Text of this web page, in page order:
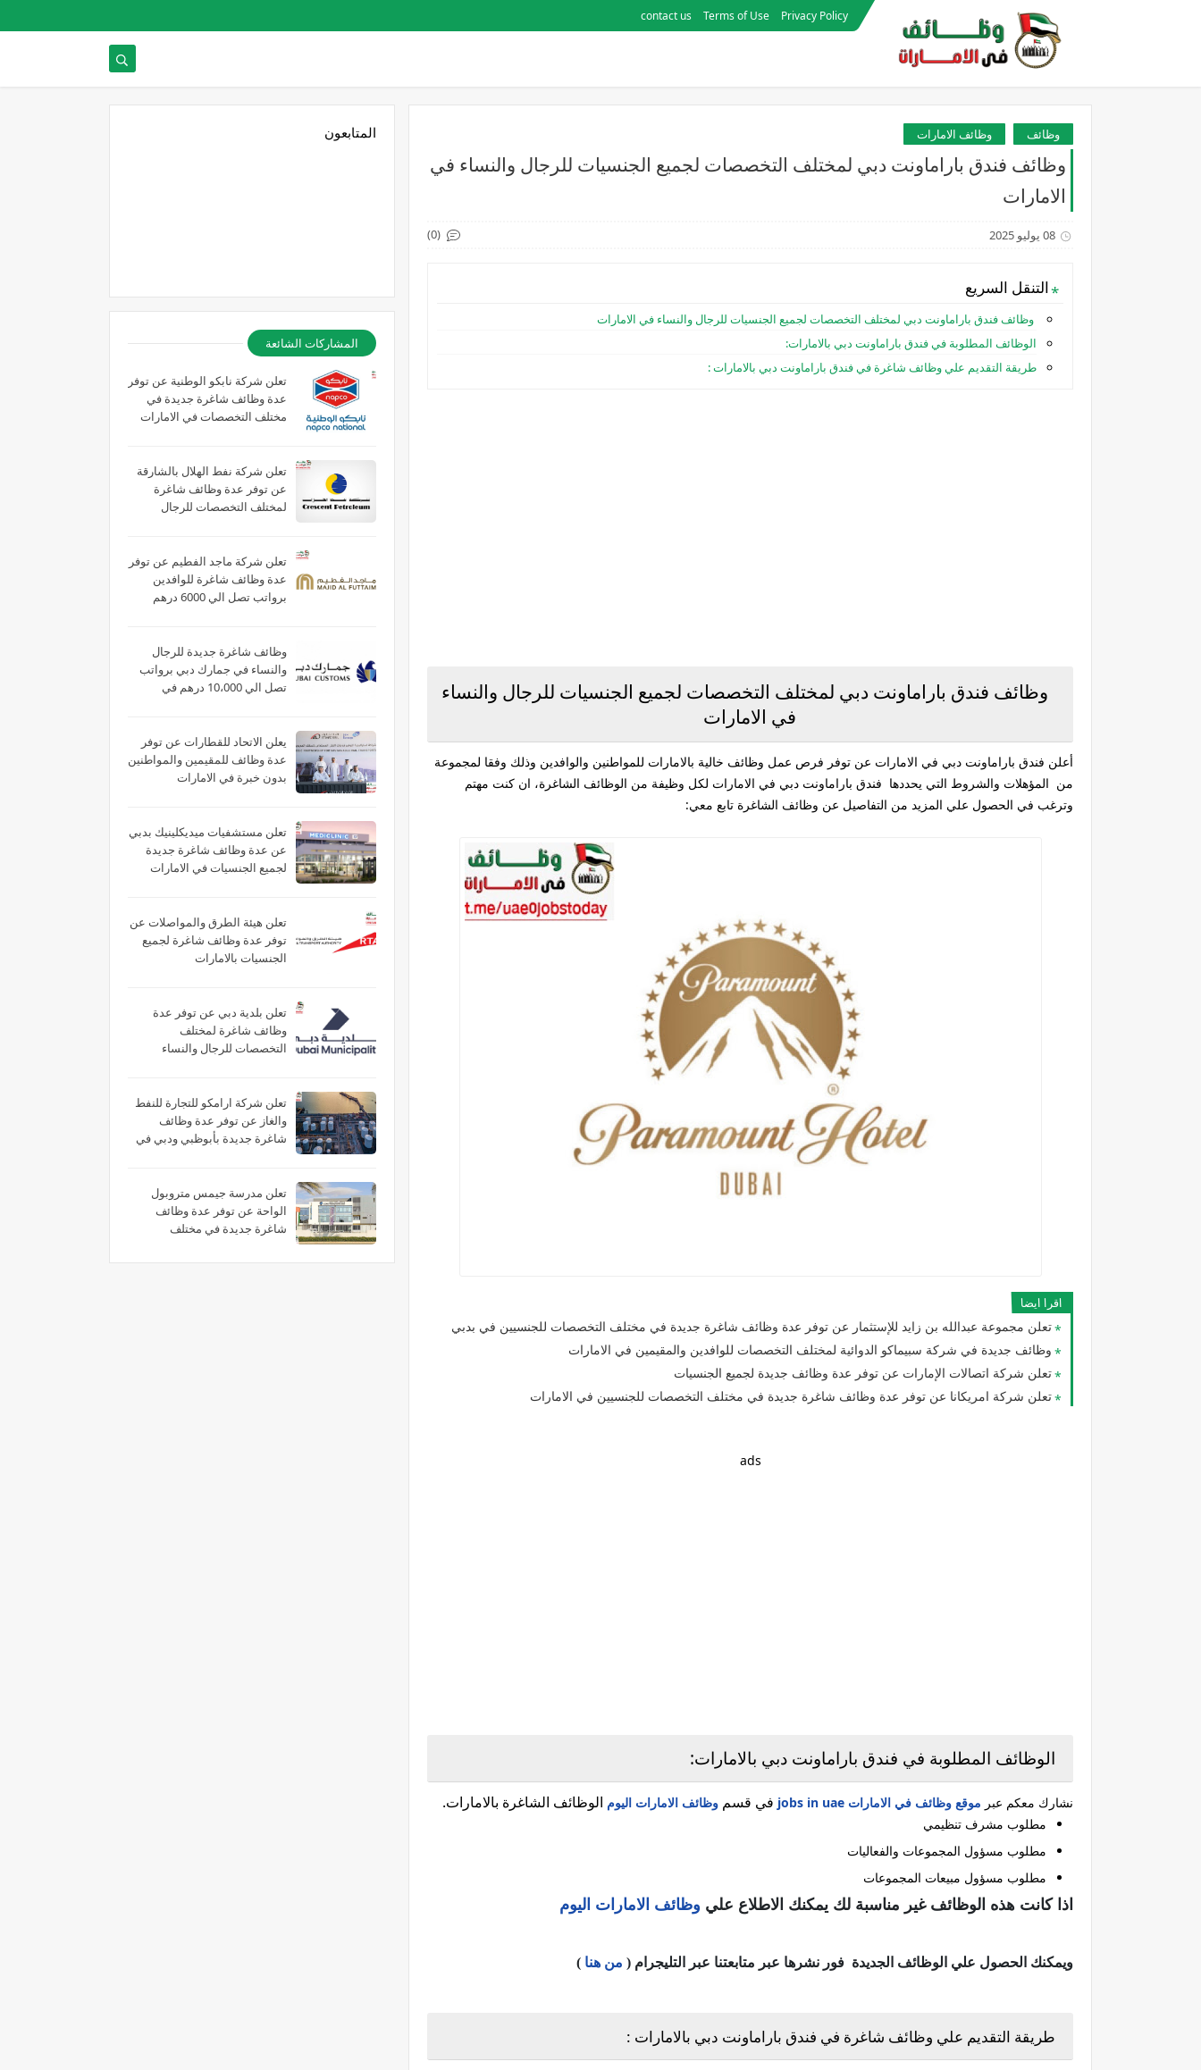
Privacy Policy
Terms of Use
contact us
وظائف وظائف الامارات
وظائف فندق باراماونت دبي لمختلف التخصصات لجميع الجنسيات للرجال والنساء في
الامارات
08 يوليو 2025 (0)
التنقل السريع
وظائف فندق باراماونت دبي لمختلف التخصصات لجميع الجنسيات للرجال والنساء في الامارات
الوظائف المطلوبة في فندق باراماونت دبي بالامارات:
طريقة التقديم علي وظائف شاغرة في فندق باراماونت دبي بالامارات :
وظائف فندق باراماونت دبي لمختلف التخصصات لجميع الجنسيات للرجال والنساء
في الامارات
أعلن فندق باراماونت دبي في الامارات عن توفر فرص عمل وظائف خالية بالامارات للمواطنين والوافدين وذلك وفقا لمجموعة
من المؤهلات والشروط التي يحددها فندق باراماونت دبي في الامارات لكل وظيفة من الوظائف الشاغرة، ان كنت مهتم
وترغب في الحصول علي المزيد من التفاصيل عن وظائف الشاغرة تابع معي:
اقرا ايضا
تعلن مجموعة عبدالله بن زايد للإستثمار عن توفر عدة وظائف شاغرة جديدة في مختلف التخصصات للجنسيين في بدبي
وظائف جديدة في شركة سبيماكو الدوائية لمختلف التخصصات للوافدين والمقيمين في الامارات
تعلن شركة اتصالات الإمارات عن توفر عدة وظائف جديدة لجميع الجنسيات
تعلن شركة امريكانا عن توفر عدة وظائف شاغرة جديدة في مختلف التخصصات للجنسيين في الامارات
ads
الوظائف المطلوبة في فندق باراماونت دبي بالامارات:
نشارك معكم عبر موقع وظائف في الامارات jobs in uae في قسم وظائف الامارات اليوم الوظائف الشاغرة بالامارات.
مطلوب مشرف تنظيمي
مطلوب مسؤول المجموعات والفعاليات
مطلوب مسؤول مبيعات المجموعات
اذا كانت هذه الوظائف غير مناسبة لك يمكنك الاطلاع علي وظائف الامارات اليوم
ويمكنك الحصول علي الوظائف الجديدة فور نشرها عبر متابعتنا عبر التليجرام ( من هنا )
طريقة التقديم علي وظائف شاغرة في فندق باراماونت دبي بالامارات :
المتابعون
المشاركات الشائعة
تعلن شركة نابكو الوطنية عن توفر
عدة وظائف شاغرة جديدة في
مختلف التخصصات في الامارات
تعلن شركة نفط الهلال بالشارقة
عن توفر عدة وظائف شاغرة
لمختلف التخصصات للرجال
تعلن شركة ماجد الفطيم عن توفر
عدة وظائف شاغرة للوافدين
برواتب تصل الي 6000 درهم
وظائف شاغرة جديدة للرجال
والنساء في جمارك دبي برواتب
تصل الي 10،000 درهم في
يعلن الاتحاد للقطارات عن توفر
عدة وظائف للمقيمين والمواطنين
بدون خبرة في الامارات
تعلن مستشفيات ميديكلينيك بدبي
عن عدة وظائف شاغرة جديدة
لجميع الجنسيات في الامارات
تعلن هيئة الطرق والمواصلات عن
توفر عدة وظائف شاغرة لجميع
الجنسيات بالامارات
تعلن بلدية دبي عن توفر عدة
وظائف شاغرة لمختلف
التخصصات للرجال والنساء
تعلن شركة ارامكو للتجارة للنفط
والغاز عن توفر عدة وظائف
شاغرة جديدة بأبوظبي ودبي في
تعلن مدرسة جيمس متروبول
الواحة عن توفر عدة وظائف
شاغرة جديدة في مختلف
تصل 10,000 درهم